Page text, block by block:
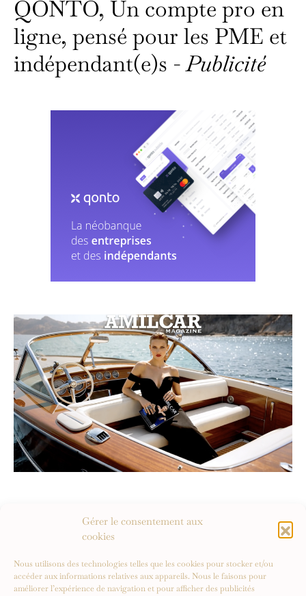
Gérer le consentement aux
cookies
Nous utilisons des technologies telles que les cookies pour stocker et/ou
accéder aux informations relatives aux appareils. Nous le faisons pour
améliorer l’expérience de navigation et pour afficher des publicités
QONTO, Un compte pro en
ligne, pensé pour les PME et
indépendant(e)s -Publicité